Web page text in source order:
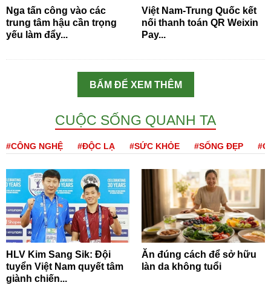
Nga tấn công vào các
trung tâm hậu cần trọng
yếu làm đẩy...
Việt Nam-Trung Quốc kết
nối thanh toán QR Weixin
Pay...
BẤM ĐỂ XEM THÊM
CUỘC SỐNG QUANH TA
#CÔNG NGHỆ #ĐỘC LẠ #SỨC KHỎE #SỐNG ĐẸP
HLV Kim Sang Sik: Đội
tuyển Việt Nam quyết tâm
giành chiến...
Ăn đúng cách để sở hữu
làn da không tuổi